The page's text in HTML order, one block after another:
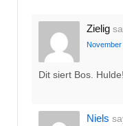
Zielig
November
Dit siert Bos. Hulde!
Niels